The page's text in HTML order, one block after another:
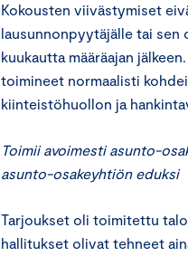
Kokousten viivästymiset
lausunnonpyytäjälle tai
kuukautta määräajan
toimineet normaalisti
kiinteistöhuollon ja
Toimii avoimesti asunto-
asunto-osakeyhtiön eduksi
Tarjoukset oli toimitettu
hallitukset olivat tehneet